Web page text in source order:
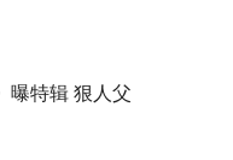
曝特辑 狠人父